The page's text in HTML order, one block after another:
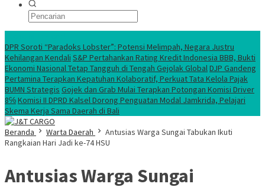
DPR Soroti “Paradoks Lobster”: Potensi Melimpah, Negara Justru
Kehilangan Kendali S&P Pertahankan Rating Kredit Indonesia BBB, Bukti
Ekonomi Nasional Tetap Tangguh di Tengah Gejolak GlobalDJP Gandeng
Pertamina Terapkan Kepatuhan Kolaboratif, Perkuat Tata Kelola Pajak
BUMN Strategis Gojek dan Grab Mulai Terapkan Potongan Komisi Driver
8℅Komisi II DPRD Kalsel Dorong Penguatan Modal Jamkrida, Pelajari
Skema Kerja Sama Daerah di Bali
Beranda
Warta Daerah
Antusias Warga Sungai Tabukan Ikuti
Rangkaian Hari Jadi ke-74 HSU
Antusias Warga Sungai